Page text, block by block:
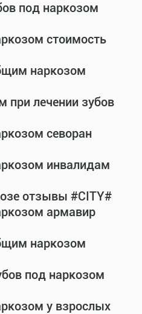
под наркозом
стоимость
наркозом
при лечении зубов
севоран
инвалидам
отзывы #CITY#
армавир
наркозом
под наркозом
у взрослых